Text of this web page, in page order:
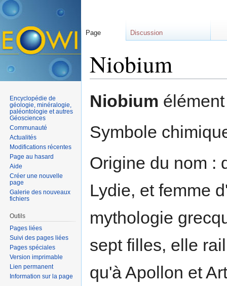
Niobium
Niobium
Symbole
Origine du nom :
Lydie, et femme
mythologie
sept filles, elle
qu'à Apollon et
Page Discussion
Encyclopédie de
géologie, minéralogie,
paléontologie et autres
Géosciences
Communauté
Actualités
Modifications récentes
Page au hasard
Aide
Créer une nouvelle
page
Galerie des nouveaux
fichiers
Outils
Pages liées
Suivi des pages liées
Pages spéciales
Version imprimable
Lien permanent
Information sur la page